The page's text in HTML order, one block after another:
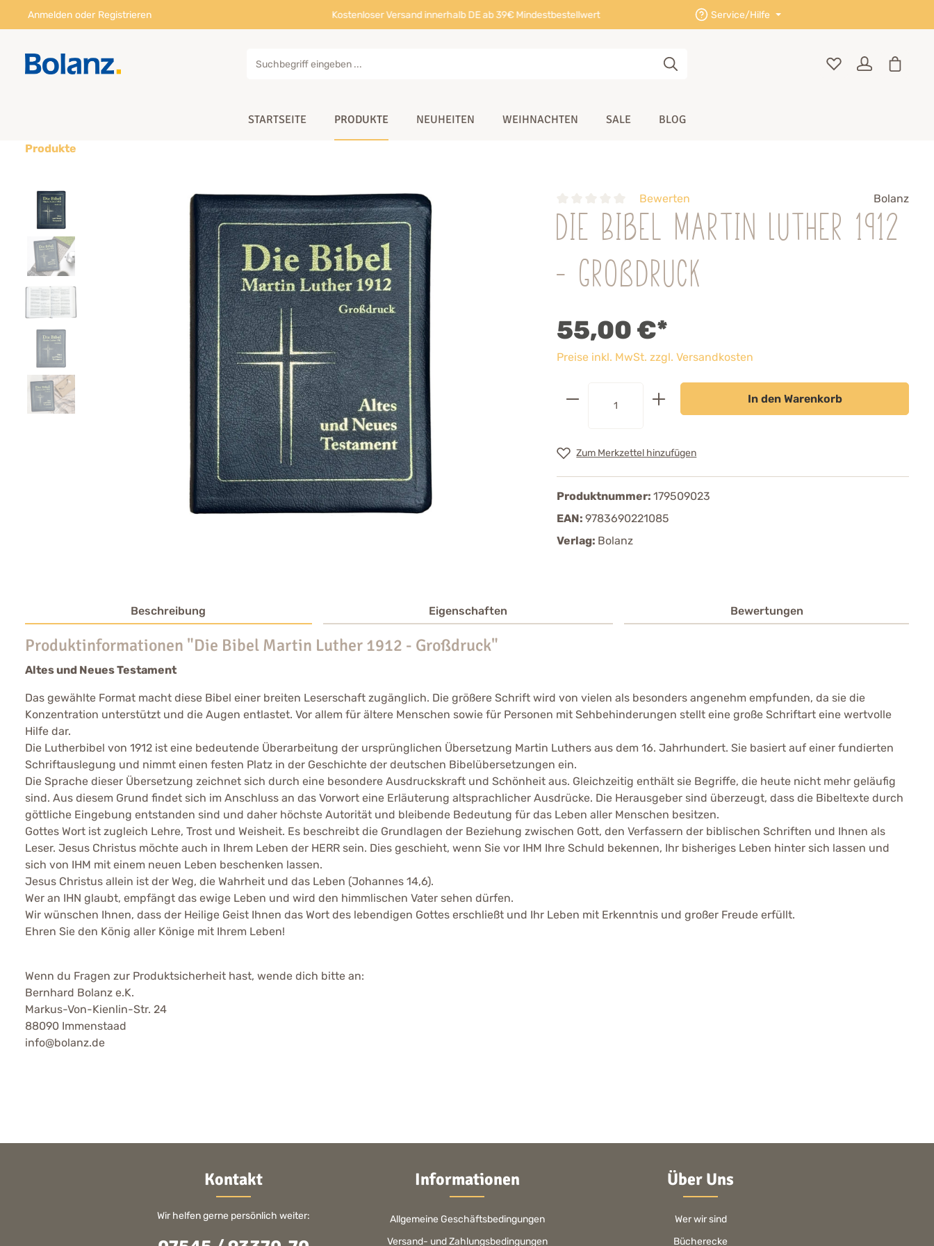
Anmelden oder Registrieren Kostenloser Versand innerhalb DE ab 39€ Mindestbestellwert Service/Hilfe
STARTSEITE PRODUKTE NEUHEITEN WEIHNACHTEN SALE BLOG
Produkte
Bewerten Bolanz
Die Bibel Martin Luther 1912
- Großdruck
55,00 €*
Preise inkl. MwSt. zzgl. Versandkosten
In den Warenkorb
Zum Merkzettel hinzufügen
Produktnummer:179509023
EAN:9783690221085
Verlag: Bolanz
Beschreibung Eigenschaften Bewertungen
Produktinformationen "Die Bibel Martin Luther 1912 - Großdruck"
Altes und Neues Testament
Das gewählte Format macht diese Bibel einer breiten Leserschaft zugänglich. Die größere Schrift wird von vielen als besonders angenehm empfunden, da sie die
Konzentration unterstützt und die Augen entlastet. Vor allem für ältere Menschen sowie für Personen mit Sehbehinderungen stellt eine große Schriftart eine wertvolle
Hilfe dar.
Die Lutherbibel von 1912 ist eine bedeutende Überarbeitung der ursprünglichen Übersetzung Martin Luthers aus dem 16. Jahrhundert. Sie basiert auf einer fundierten
Schriftauslegung und nimmt einen festen Platz in der Geschichte der deutschen Bibelübersetzungen ein.
Die Sprache dieser Übersetzung zeichnet sich durch eine besondere Ausdruckskraft und Schönheit aus. Gleichzeitig enthält sie Begriffe, die heute nicht mehr geläufig
sind. Aus diesem Grund findet sich im Anschluss an das Vorwort eine Erläuterung altsprachlicher Ausdrücke. Die Herausgeber sind überzeugt, dass die Bibeltexte durch
göttliche Eingebung entstanden sind und daher höchste Autorität und bleibende Bedeutung für das Leben aller Menschen besitzen.
Gottes Wort ist zugleich Lehre, Trost und Weisheit. Es beschreibt die Grundlagen der Beziehung zwischen Gott, den Verfassern der biblischen Schriften und Ihnen als
Leser. Jesus Christus möchte auch in Ihrem Leben der HERR sein. Dies geschieht, wenn Sie vor IHM Ihre Schuld bekennen, Ihr bisheriges Leben hinter sich lassen und
sich von IHM mit einem neuen Leben beschenken lassen.
Jesus Christus allein ist der Weg, die Wahrheit und das Leben (Johannes 14,6).
Wer an IHN glaubt, empfängt das ewige Leben und wird den himmlischen Vater sehen dürfen.
Wir wünschen Ihnen, dass der Heilige Geist Ihnen das Wort des lebendigen Gottes erschließt und Ihr Leben mit Erkenntnis und großer Freude erfüllt.
Ehren Sie den König aller Könige mit Ihrem Leben!
Wenn du Fragen zur Produktsicherheit hast, wende dich bitte an:
Bernhard Bolanz e.K.
Markus-Von-Kienlin-Str. 24
88090 Immenstaad
info@bolanz.de
Kontakt
Wir helfen gerne persönlich weiter:
Informationen
Allgemeine Geschäftsbedingungen
Versand- und Zahlungsbedingungen
Über Uns
Wer wir sind
Bücherecke